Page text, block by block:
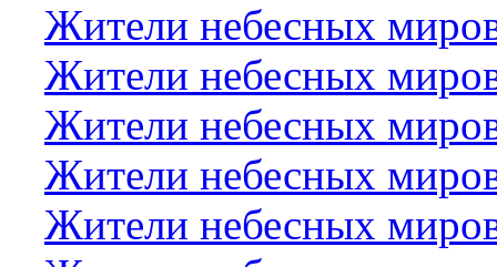
Жители небесных
Жители небесных
Жители небесных
Жители небесных
Жители небесных